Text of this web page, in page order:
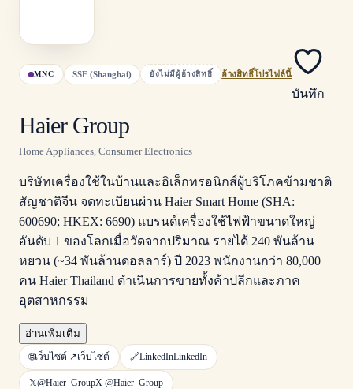
MNC SSE (Shanghai) ยังไม่มีผู้อ้างสิทธิ์ อ้างสิทธิ์โปรไฟล์นี้
บันทึก
Haier Group
Home Appliances, Consumer Electronics
บริษัทเครื่องใช้ในบ้านและอิเล็กทรอนิกส์ผู้บริโภคข้ามชาติ
สัญชาติจีน จดทะเบียนผ่าน Haier Smart Home (SHA:
600690; HKEX: 6690) แบรนด์เครื่องใช้ไฟฟ้าขนาดใหญ่
อันดับ 1 ของโลกเมื่อวัดจากปริมาณ รายได้ 240 พันล้าน
หยวน (~34 พันล้านดอลลาร์) ปี 2023 พนักงานกว่า 80,000
คน Haier Thailand ดำเนินการขายทั้งค้าปลีกและภาค
อุตสาหกรรม
อ่านเพิ่มเติม
🌐เว็บไซต์ ↗เว็บไซต์ 🔗LinkedInLinkedIn
𝕏@Haier_GroupX @Haier_Group